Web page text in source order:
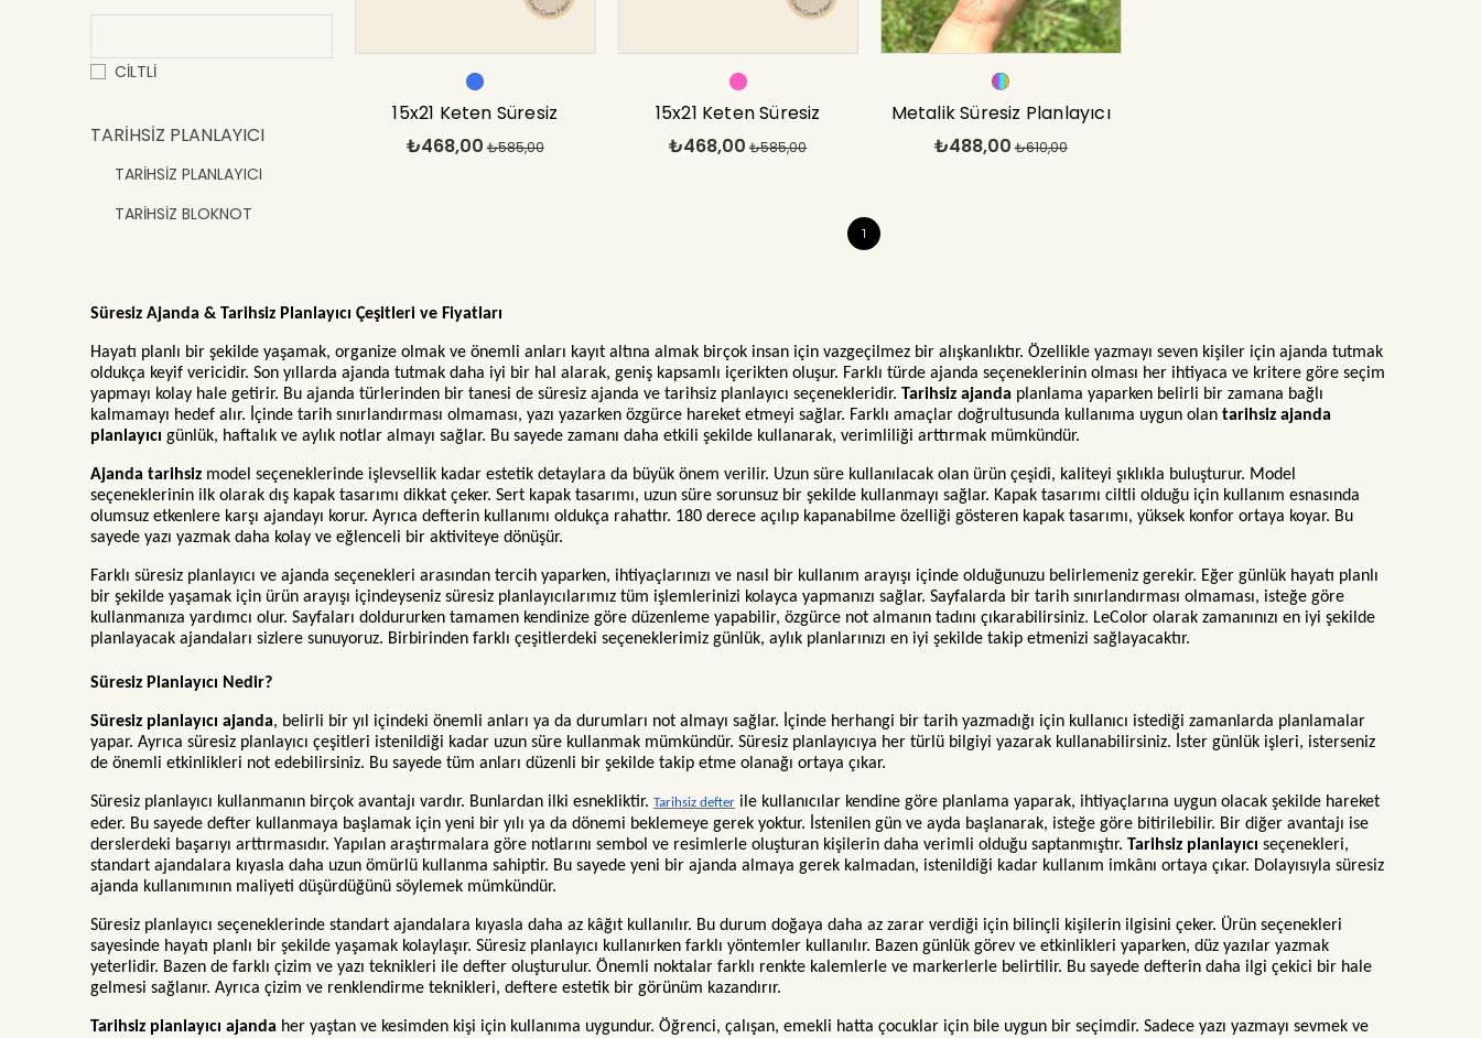
CİLTLİ
TARİHSİZ PLANLAYICI
TARİHSİZ PLANLAYICI
TARİHSİZ BLOKNOT
15x21 Keten Süresiz
Planlayıcı Ajanda Defter
₺468,00 ₺585,00
15x21 Keten Süresiz
Planlayıcı Ajanda Defter
₺468,00 ₺585,00
Metalik Süresiz Planlayıcı
Dreams 17x24
₺488,00 ₺610,00
1
Süresiz Ajanda & Tarihsiz Planlayıcı Çeşitleri ve Fiyatları
Hayatı planlı bir şekilde yaşamak, organize olmak ve önemli anları kayıt altına almak birçok insan için vazgeçilmez bir alışkanlıktır. Özellikle yazmayı seven kişiler için ajanda tutmak
oldukça keyif vericidir. Son yıllarda ajanda tutmak daha iyi bir hal alarak, geniş kapsamlı içerikten oluşur. Farklı türde ajanda seçeneklerinin olması her ihtiyaca ve kritere göre seçim
yapmayı kolay hale getirir. Bu ajanda türlerinden bir tanesi de süresiz ajanda ve tarihsiz planlayıcı seçenekleridir. Tarihsiz ajanda planlama yaparken belirli bir zamana bağlı
kalmamayı hedef alır. İçinde tarih sınırlandırması olmaması, yazı yazarken özgürce hareket etmeyi sağlar. Farklı amaçlar doğrultusunda kullanıma uygun olan tarihsiz ajanda
planlayıcı günlük, haftalık ve aylık notlar almayı sağlar. Bu sayede zamanı daha etkili şekilde kullanarak, verimliliği arttırmak mümkündür.
Ajanda tarihsiz model seçeneklerinde işlevsellik kadar estetik detaylara da büyük önem verilir. Uzun süre kullanılacak olan ürün çeşidi, kaliteyi şıklıkla buluşturur. Model
seçeneklerinin ilk olarak dış kapak tasarımı dikkat çeker. Sert kapak tasarımı, uzun süre sorunsuz bir şekilde kullanmayı sağlar. Kapak tasarımı ciltli olduğu için kullanım esnasında
olumsuz etkenlere karşı ajandayı korur. Ayrıca defterin kullanımı oldukça rahattır. 180 derece açılıp kapanabilme özelliği gösteren kapak tasarımı, yüksek konfor ortaya koyar. Bu
sayede yazı yazmak daha kolay ve eğlenceli bir aktiviteye dönüşür.
Farklı süresiz planlayıcı ve ajanda seçenekleri arasından tercih yaparken, ihtiyaçlarınızı ve nasıl bir kullanım arayışı içinde olduğunuzu belirlemeniz gerekir. Eğer günlük hayatı planlı
bir şekilde yaşamak için ürün arayışı içindeyseniz süresiz planlayıcılarımız tüm işlemlerinizi kolayca yapmanızı sağlar. Sayfalarda bir tarih sınırlandırması olmaması, isteğe göre
kullanmanıza yardımcı olur. Sayfaları doldururken tamamen kendinize göre düzenleme yapabilir, özgürce not almanın tadını çıkarabilirsiniz. LeColor olarak zamanınızı en iyi şekilde
planlayacak ajandaları sizlere sunuyoruz. Birbirinden farklı çeşitlerdeki seçeneklerimiz günlük, aylık planlarınızı en iyi şekilde takip etmenizi sağlayacaktır.
Süresiz Planlayıcı Nedir?
Süresiz planlayıcı ajanda, belirli bir yıl içindeki önemli anları ya da durumları not almayı sağlar. İçinde herhangi bir tarih yazmadığı için kullanıcı istediği zamanlarda planlamalar
yapar. Ayrıca süresiz planlayıcı çeşitleri istenildiği kadar uzun süre kullanmak mümkündür. Süresiz planlayıcıya her türlü bilgiyi yazarak kullanabilirsiniz. İster günlük işleri, isterseniz
de önemli etkinlikleri not edebilirsiniz. Bu sayede tüm anları düzenli bir şekilde takip etme olanağı ortaya çıkar.
Süresiz planlayıcı kullanmanın birçok avantajı vardır. Bunlardan ilki esnekliktir. Tarihsiz defter ile kullanıcılar kendine göre planlama yaparak, ihtiyaçlarına uygun olacak şekilde hareket
eder. Bu sayede defter kullanmaya başlamak için yeni bir yılı ya da dönemi beklemeye gerek yoktur. İstenilen gün ve ayda başlanarak, isteğe göre bitirilebilir. Bir diğer avantajı ise
derslerdeki başarıyı arttırmasıdır. Yapılan araştırmalara göre notlarını sembol ve resimlerle oluşturan kişilerin daha verimli olduğu saptanmıştır. Tarihsiz planlayıcı seçenekleri,
standart ajandalara kıyasla daha uzun ömürlü kullanma sahiptir. Bu sayede yeni bir ajanda almaya gerek kalmadan, istenildiği kadar kullanım imkânı ortaya çıkar. Dolayısıyla süresiz
ajanda kullanımının maliyeti düşürdüğünü söylemek mümkündür.
Süresiz planlayıcı seçeneklerinde standart ajandalara kıyasla daha az kâğıt kullanılır. Bu durum doğaya daha az zarar verdiği için bilinçli kişilerin ilgisini çeker. Ürün seçenekleri
sayesinde hayatı planlı bir şekilde yaşamak kolaylaşır. Süresiz planlayıcı kullanırken farklı yöntemler kullanılır. Bazen günlük görev ve etkinlikleri yaparken, düz yazılar yazmak
yeterlidir. Bazen de farklı çizim ve yazı teknikleri ile defter oluşturulur. Önemli noktalar farklı renkte kalemlerle ve markerlerle belirtilir. Bu sayede defterin daha ilgi çekici bir hale
gelmesi sağlanır. Ayrıca çizim ve renklendirme teknikleri, deftere estetik bir görünüm kazandırır.
Tarihsiz planlayıcı ajanda her yaştan ve kesimden kişi için kullanıma uygundur. Öğrenci, çalışan, emekli hatta çocuklar için bile uygun bir seçimdir. Sadece yazı yazmayı sevmek ve